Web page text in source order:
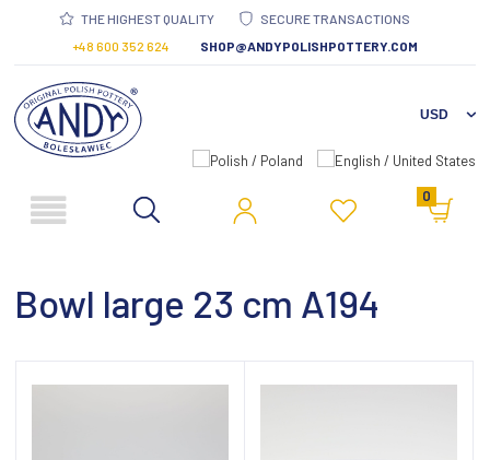
THE HIGHEST QUALITY
SECURE TRANSACTIONS
+48 600 352 624
SHOP@ANDYPOLISHPOTTERY.COM
0
Bowl large 23 cm A194